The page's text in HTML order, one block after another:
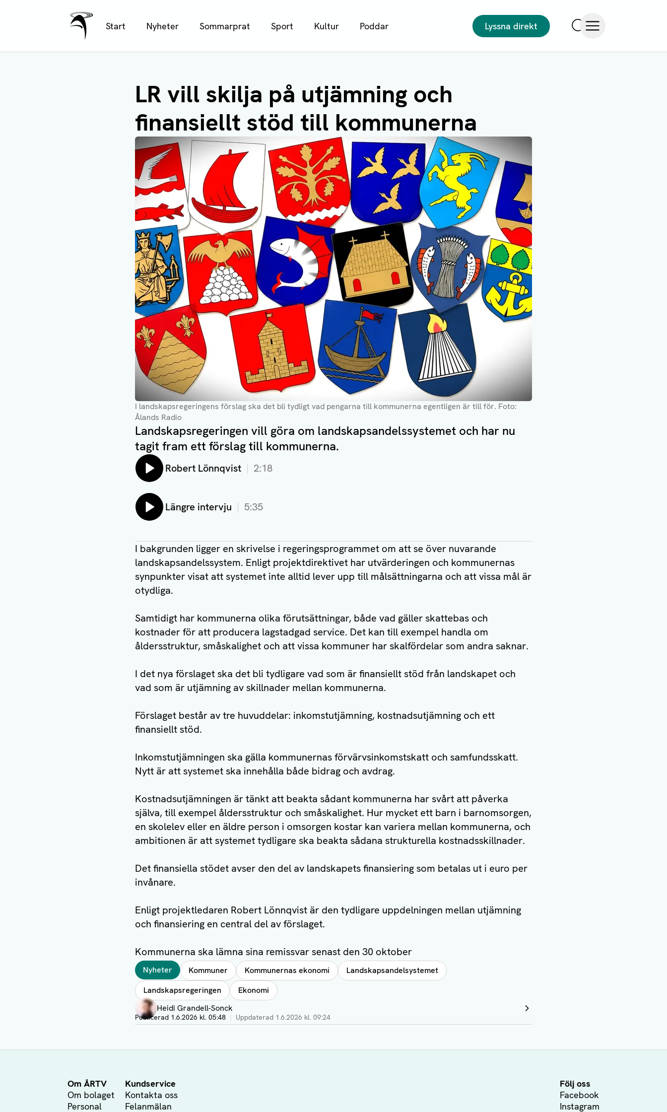
Ålands Radio & TV
Start Nyheter Sommarprat Sport Kultur Poddar
Lyssna direkt
LR vill skilja på utjämning och
finansiellt stöd till kommunerna
I landskapsregeringens förslag ska det bli tydligt vad pengarna till kommunerna egentligen är till för. Foto:
Ålands Radio
Landskapsregeringen vill göra om landskapsandelssystemet och har nu
tagit fram ett förslag till kommunerna.
Lyssna på:
Robert Lönnqvist 2:18
Lyssna på:
Längre intervju 5:35
I bakgrunden ligger en skrivelse i regeringsprogrammet om att se över nuvarande
landskapsandelssystem. Enligt projektdirektivet har utvärderingen och kommunernas
synpunkter visat att systemet inte alltid lever upp till målsättningarna och att vissa mål är
otydliga.
Samtidigt har kommunerna olika förutsättningar, både vad gäller skattebas och
kostnader för att producera lagstadgad service. Det kan till exempel handla om
åldersstruktur, småskalighet och att vissa kommuner har skalfördelar som andra saknar.
I det nya förslaget ska det bli tydligare vad som är finansiellt stöd från landskapet och
vad som är utjämning av skillnader mellan kommunerna.
Förslaget består av tre huvuddelar: inkomstutjämning, kostnadsutjämning och ett
finansiellt stöd.
Inkomstutjämningen ska gälla kommunernas förvärvsinkomstskatt och samfundsskatt.
Nytt är att systemet ska innehålla både bidrag och avdrag.
Kostnadsutjämningen är tänkt att beakta sådant kommunerna har svårt att påverka
själva, till exempel åldersstruktur och småskalighet. Hur mycket ett barn i barnomsorgen,
en skolelev eller en äldre person i omsorgen kostar kan variera mellan kommunerna, och
ambitionen är att systemet tydligare ska beakta sådana strukturella kostnadsskillnader.
Det finansiella stödet avser den del av landskapets finansiering som betalas ut i euro per
invånare.
Enligt projektledaren Robert Lönnqvist är den tydligare uppdelningen mellan utjämning
och finansiering en central del av förslaget.
Kommunerna ska lämna sina remissvar senast den 30 oktober
TaggarNyheter Kommuner Kommunernas ekonomi
Landskapsandelsystemet
Landskapsregeringen
Ekonomi
Författare
Heidi Grandell-Sonck
Visa profil
Publicerad 1.6.2026 kl. 05:48 Uppdaterad 1.6.2026 kl. 09:24
Om ÅRTV
Om bolaget
Personal
Kundservice
Kontakta oss
Felanmälan
Följ oss
Facebook
Instagram